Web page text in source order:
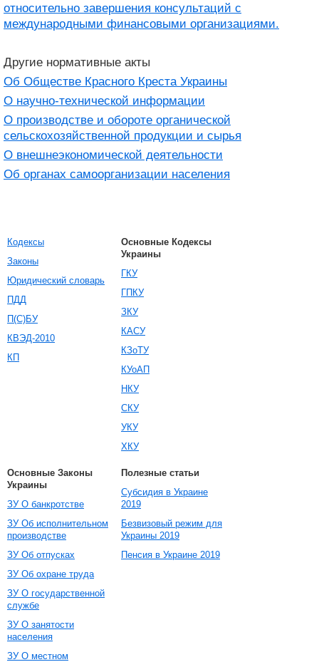
относительно завершения консультаций с
международными финансовыми организациями.
Другие нормативные акты
Об Обществе Красного Креста Украины
О научно-технической информации
О производстве и обороте органической
сельскохозяйственной продукции и сырья
О внешнеэкономической деятельности
Об органах самоорганизации населения
Кодексы
Законы
Юридический словарь
ПДД
П(С)БУ
КВЭД-2010
КП
Основные Кодексы
Украины
ГКУ
ГПКУ
ЗКУ
КАСУ
КЗоТУ
КУоАП
НКУ
СКУ
УКУ
ХКУ
Основные Законы
Украины
ЗУ О банкротстве
ЗУ Об исполнительном
производстве
ЗУ Об отпусках
ЗУ Об охране труда
ЗУ О государственной
службе
ЗУ О занятости
населения
ЗУ О местном
Полезные статьи
Субсидия в Украине
2019
Безвизовый режим для
Украины 2019
Пенсия в Украине 2019